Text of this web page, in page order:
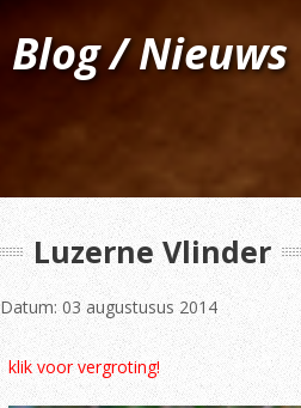
Blog / Nieuws
Luzerne Vlinder
Datum: 03 augustusus 2014
klik voor vergroting!